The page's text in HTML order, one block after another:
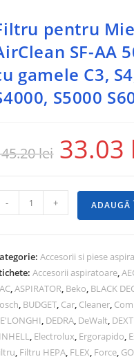
pentru
SF-AA
gamele C3,
S5000
lei 33.03
- + ADAUGĂ
Accesorii si piese
Accesorii aspiratoare,
,ASPIRATOR, Beko, BLACK
, BUDGET, Car, Cleaner,
, DEDRA, DeWalt,
, Electrolux, Ergorapido,
, Filtru HEPA, FLEX, Force,